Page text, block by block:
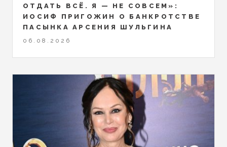
ОТДАТЬ ВСЁ. Я — НЕ СОВСЕМ»:
ИОСИФ ПРИГОЖИН О БАНКРОТСТВЕ
ПАСЫНКА АРСЕНИЯ ШУЛЬГИНА
06.08.2026